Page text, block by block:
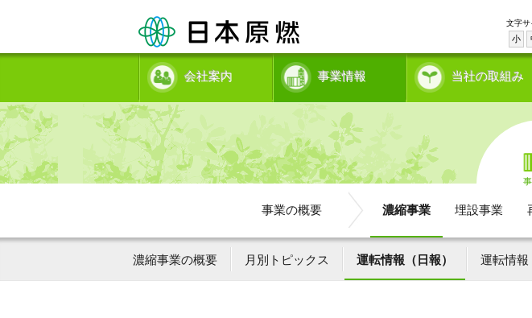
文字サ
小
会社案内 事業情報 当社の取組み
事業の概要 濃縮事業 埋設事業
濃縮事業の概要 月別トピックス 運転情報（日報） 運転情報